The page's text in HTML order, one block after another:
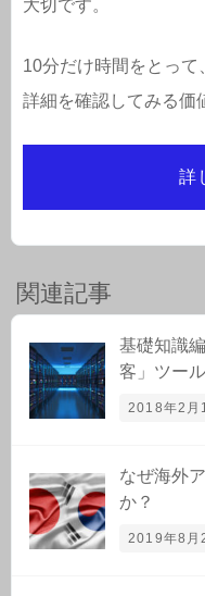
大切です。
10分だけ時間をとっ
詳細を確認してみる価
詳
関連記事
基礎知識
客」ツール
2018年2月
なぜ海外
か？
2019年8月